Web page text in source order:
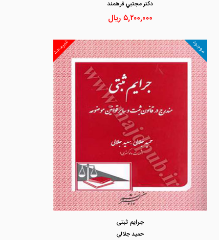
دكتر مجتبي فرهمند
۵,۲۰۰,۰۰۰ ریال
غیرمجد موجود
جرایم ثبتی
حميد جلالي